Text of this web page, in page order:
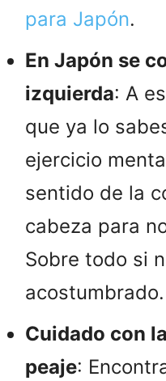
para Japón.
En Japón se
izquierda: A
que ya lo
ejercicio
sentido de la
cabeza para
Sobre todo si
acostumbrado.
Cuidado con
peaje: